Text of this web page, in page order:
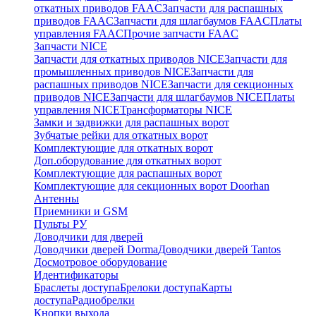
откатных приводов FAACЗапчасти для распашных
приводов FAACЗапчасти для шлагбаумов FAACПлаты
управления FAACПрочие запчасти FAAC
Запчасти NICE
Запчасти для откатных приводов NICEЗапчасти для
промышленных приводов NICEЗапчасти для
распашных приводов NICEЗапчасти для секционных
приводов NICEЗапчасти для шлагбаумов NICEПлаты
управления NICEТрансформаторы NICE
Замки и задвижки для распашных ворот
Зубчатые рейки для откатных ворот
Комплектующие для откатных ворот
Доп.оборудование для откатных ворот
Комплектующие для распашных ворот
Комплектующие для секционных ворот Doorhan
Антенны
Приемники и GSM
Пульты РУ
Доводчики для дверей
Доводчики дверей DormaДоводчики дверей Tantos
Досмотровое оборудование
Идентификаторы
Браслеты доступаБрелоки доступаКарты
доступаРадиобрелки
Кнопки выхода